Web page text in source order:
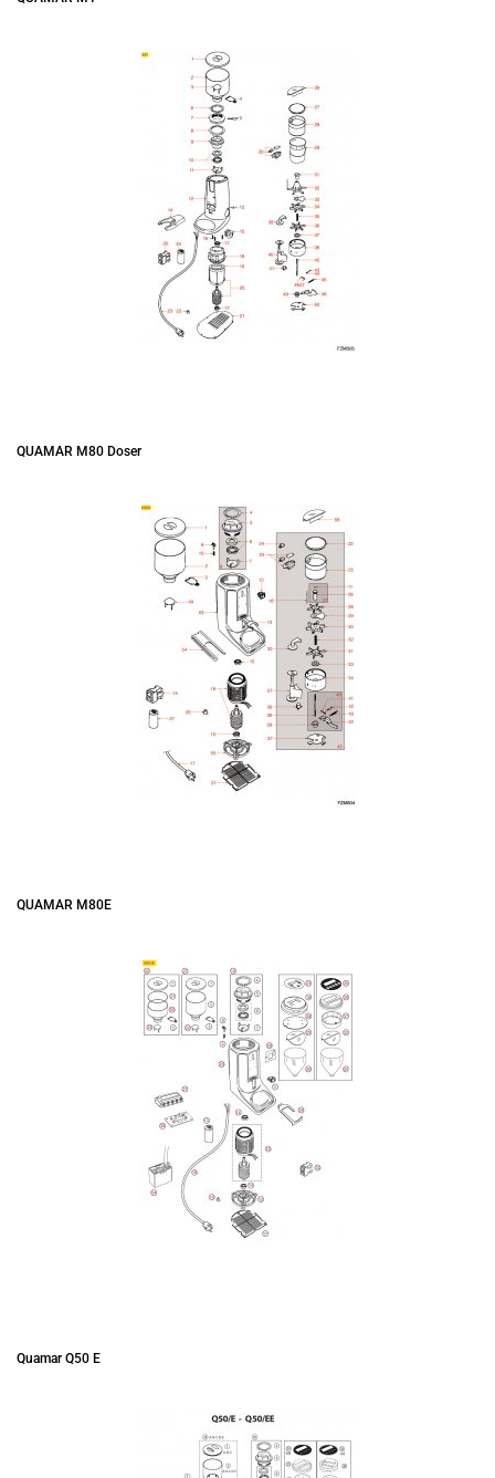
QUAMAR M80 Doser
QUAMAR M80E
Quamar Q50 E